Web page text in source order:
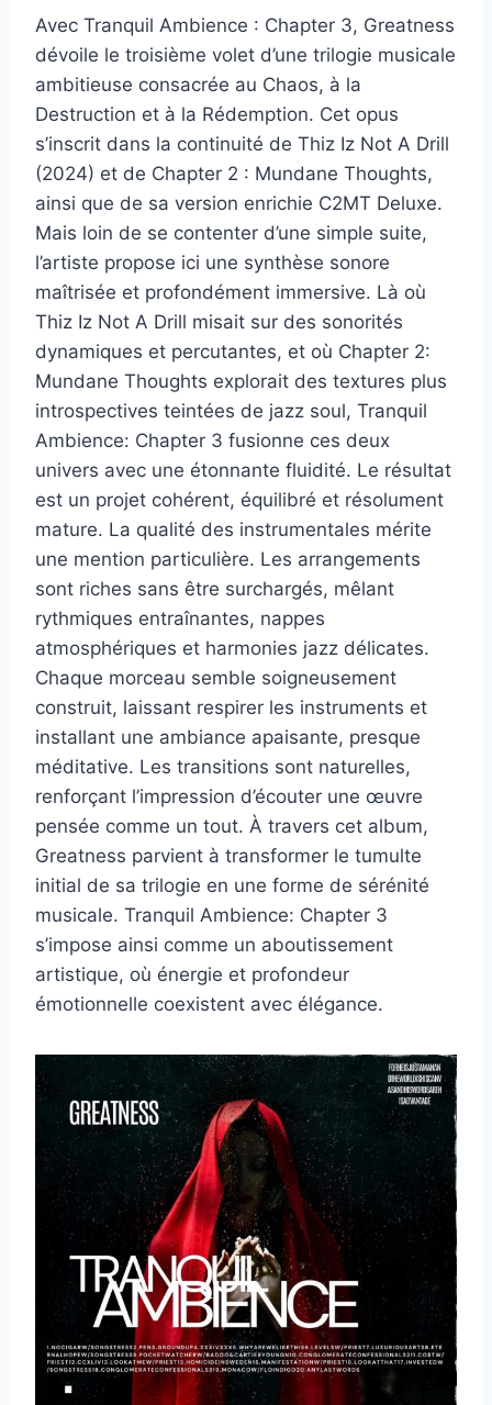
Avec Tranquil Ambience : Chapter 3, Greatness
dévoile le troisième volet d’une trilogie musicale
ambitieuse consacrée au Chaos, à la
Destruction et à la Rédemption. Cet opus
s’inscrit dans la continuité de Thiz Iz Not A Drill
(2024) et de Chapter 2 : Mundane Thoughts,
ainsi que de sa version enrichie C2MT Deluxe.
Mais loin de se contenter d’une simple suite,
l’artiste propose ici une synthèse sonore
maîtrisée et profondément immersive. Là où
Thiz Iz Not A Drill misait sur des sonorités
dynamiques et percutantes, et où Chapter 2:
Mundane Thoughts explorait des textures plus
introspectives teintées de jazz soul, Tranquil
Ambience: Chapter 3 fusionne ces deux
univers avec une étonnante fluidité. Le résultat
est un projet cohérent, équilibré et résolument
mature. La qualité des instrumentales mérite
une mention particulière. Les arrangements
sont riches sans être surchargés, mêlant
rythmiques entraînantes, nappes
atmosphériques et harmonies jazz délicates.
Chaque morceau semble soigneusement
construit, laissant respirer les instruments et
installant une ambiance apaisante, presque
méditative. Les transitions sont naturelles,
renforçant l’impression d’écouter une œuvre
pensée comme un tout. À travers cet album,
Greatness parvient à transformer le tumulte
initial de sa trilogie en une forme de sérénité
musicale. Tranquil Ambience: Chapter 3
s’impose ainsi comme un aboutissement
artistique, où énergie et profondeur
émotionnelle coexistent avec élégance.